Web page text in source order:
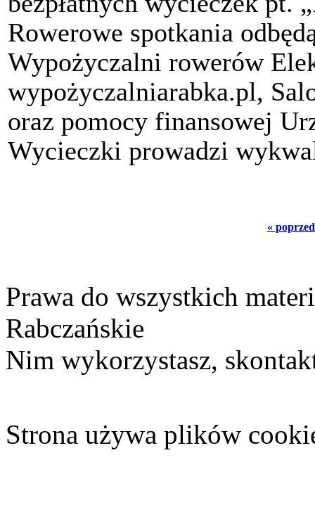
Rowerowe spotkania
Wypożyczalni rowerów
wypożyczalniarabka.pl,
oraz pomocy finansowej
Wycieczki prowadzi
«
Prawa do wszystkich
Rabczańskie
Nim wykorzystasz,
Strona używa plików